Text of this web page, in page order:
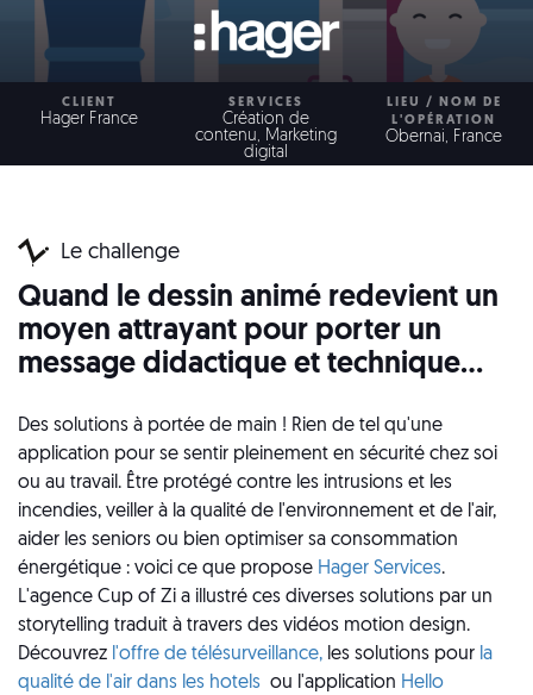
CLIENT
Hager France
SERVICES
Création de
contenu, Marketing
digital
LIEU / NOM DE
L'OPÉRATION
Obernai, France
Le challenge
Quand le dessin animé redevient un
moyen attrayant pour porter un
message didactique et technique…
Des solutions à portée de main ! Rien de tel qu'une
application pour se sentir pleinement en sécurité chez soi
ou au travail. Être protégé contre les intrusions et les
incendies, veiller à la qualité de l'environnement et de l'air,
aider les seniors ou bien optimiser sa consommation
énergétique : voici ce que propose Hager Services.
L'agence Cup of Zi a illustré ces diverses solutions par un
storytelling traduit à travers des vidéos motion design.
Découvrez l'offre de télésurveillance, les solutions pour la
qualité de l'air dans les hotels ou l'application Hello